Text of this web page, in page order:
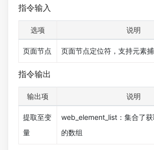
指令输入
选项 说明
页面节点 页面节点定位符，支持元素
指令输出
输出项 说明
提取至变
量
web_element_list：集合了
的数组